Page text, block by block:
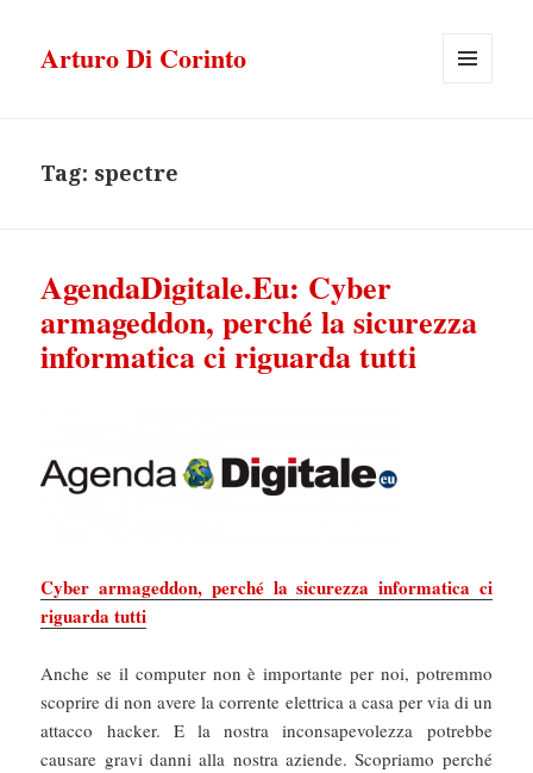
Arturo Di Corinto
Tag: spectre
AgendaDigitale.Eu: Cyber
armageddon, perché la sicurezza
informatica ci riguarda tutti
Cyber armageddon, perché la sicurezza informatica ci
riguarda tutti
Anche se il computer non è importante per noi, potremmo
scoprire di non avere la corrente elettrica a casa per via di un
attacco hacker. E la nostra inconsapevolezza potrebbe
causare gravi danni alla nostra aziende. Scopriamo perché